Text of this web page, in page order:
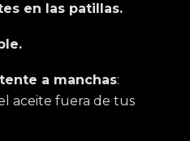
en las patillas.
a manchas:
aceite fuera de tus